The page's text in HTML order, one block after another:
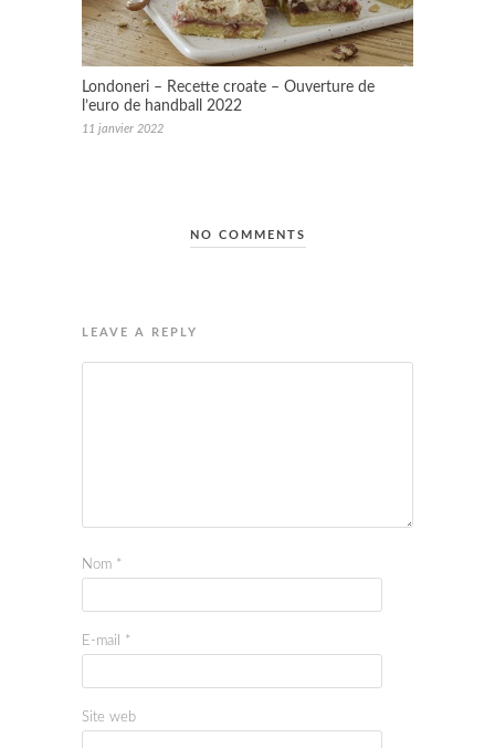
Londoneri – Recette croate – Ouverture de
l’euro de handball 2022
11 janvier 2022
NO COMMENTS
LEAVE A REPLY
Nom *
E-mail *
Site web